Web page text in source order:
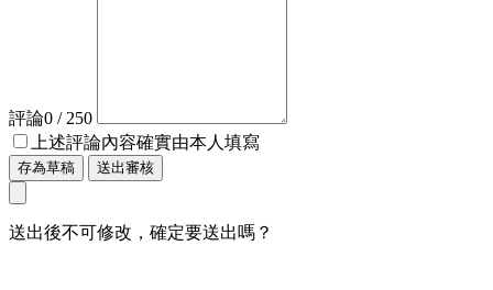
評論0 / 250
上述評論內容確實由本人填寫
存為草稿 送出審核
送出後不可修改，確定要送出嗎？